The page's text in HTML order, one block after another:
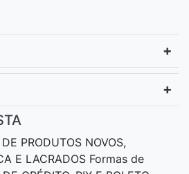
PRODUTOS NOVOS,
E LACRADOS Formas de